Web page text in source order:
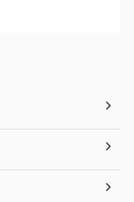
ウエ
の説
！ 目
？ ナ
メリ
しで
ト
紹
町